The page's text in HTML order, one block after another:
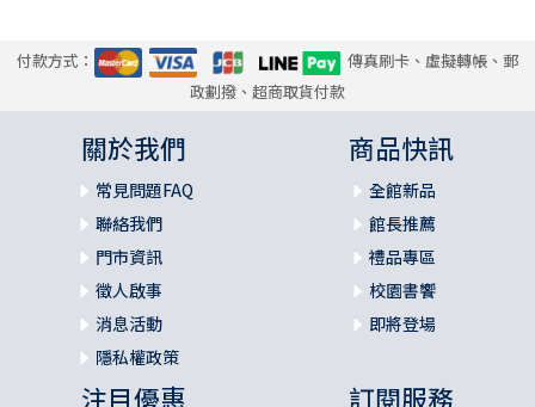
付款方式：
傳真刷卡、虛擬轉帳、郵
政劃撥、超商取貨付款
關於我們
常見問題FAQ
聯絡我們
門市資訊
徵人啟事
消息活動
隱私權政策
商品快訊
全館新品
館長推薦
禮品專區
校園書饗
即將登場
注目優惠 訂閱服務